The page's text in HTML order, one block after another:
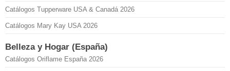
Catálogos Tupperware USA & Canadá 2026
Catálogos Mary Kay USA 2026
Belleza y Hogar (España)
Catálogos Oriflame España 2026